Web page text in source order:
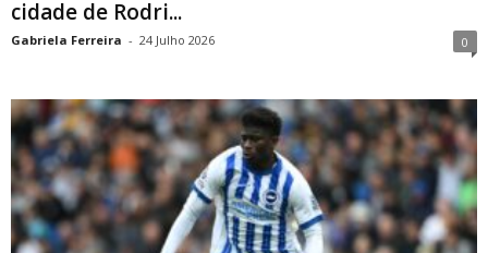
cidade de Rodri...
Gabriela Ferreira - 24 Julho 2026 0